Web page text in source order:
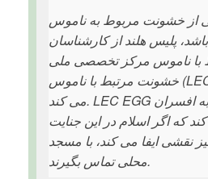
از خشونت مربوط به ناموس
پلیس هلند از کارشناسان
با ناموس مرکز تخصصی ملی
خشونت مرتبط با ناموس (LEC EGG) حمایت
می کند. LEC EGG به نوبه خود به افسران
که اگر اسلام در این جنایت
نقشی ایفا می کند، با مسجد
محلی تماس بگیرند.